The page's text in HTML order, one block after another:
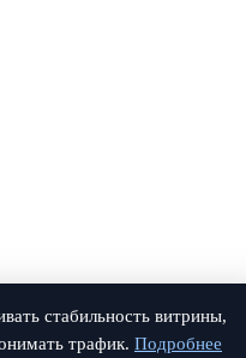
стабильность витрины,
трафик. Подробнее